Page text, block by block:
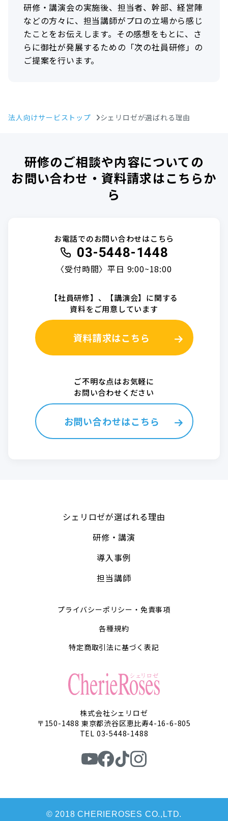
法人向けサービストップ シェリロゼが選ばれる理由
研修・講演会の実施後、担当者、幹部、経営陣
などの方々に、担当講師がプロの立場から感じ
たことをお伝えします。その感想をもとに、さ
らに御社が発展するための「次の社員研修」の
ご提案を行います。
研修のご相談や内容についての
お問い合わせ・資料請求はこちらか
ら
お電話でのお問い合わせはこちら
03-5448-1448
〈受付時間〉平日 9:00~18:00
【社員研修】、【講演会】に関する
資料をご用意しています
資料請求はこちら
ご不明な点はお気軽に
お問い合わせください
お問い合わせはこちら
シェリロゼが選ばれる理由
研修・講演
導入事例
担当講師
プライバシーポリシー・免責事項
各種規約
特定商取引法に基づく表記
株式会社シェリロゼ
〒150-1488 東京都渋谷区恵比寿4-16-6-805
TEL 03-5448-1488
© 2018 CHERIEROSES CO.,LTD.